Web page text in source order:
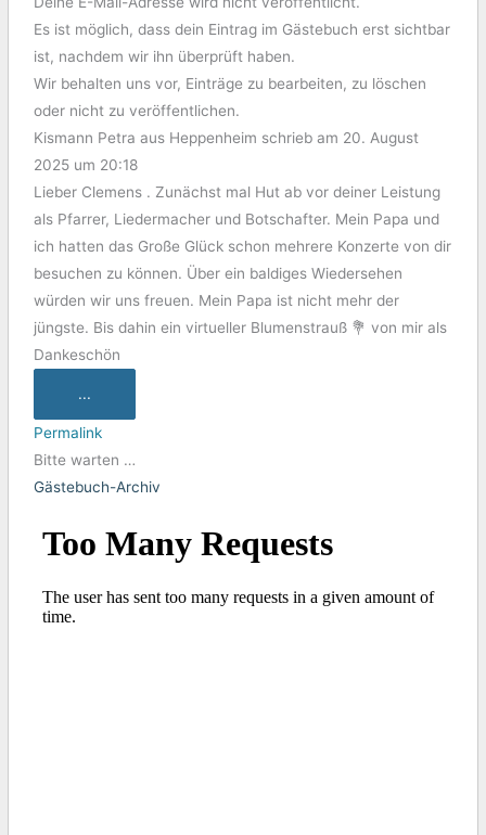
Es ist möglich, dass dein Eintrag im Gästebuch erst sichtbar
ist, nachdem wir ihn überprüft haben.
Wir behalten uns vor, Einträge zu bearbeiten, zu löschen
oder nicht zu veröffentlichen.
Kismann Petraaus Heppenheim schrieb am 20. August
2025 um 20:18
Lieber Clemens . Zunächst mal Hut ab vor deiner Leistung
als Pfarrer, Liedermacher und Botschafter. Mein Papa und
ich hatten das Große Glück schon mehrere Konzerte von dir
besuchen zu können. Über ein baldiges Wiedersehen
würden wir uns freuen. Mein Papa ist nicht mehr der
jüngste. Bis dahin ein virtueller Blumenstrauß 💐 von mir als
Dankeschön
...
Permalink
Bitte warten …
Gästebuch-Archiv